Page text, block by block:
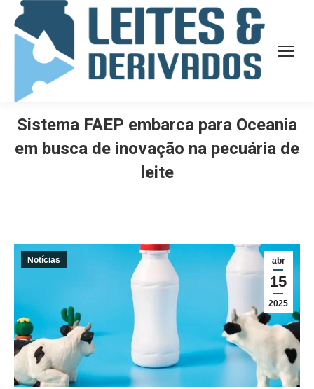
Sistema FAEP embarca para Oceania
em busca de inovação na pecuária de
leite
abr
15
2025
Notícias